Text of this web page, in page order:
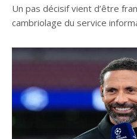
Un pas décisif vient d’être
cambriolage du service